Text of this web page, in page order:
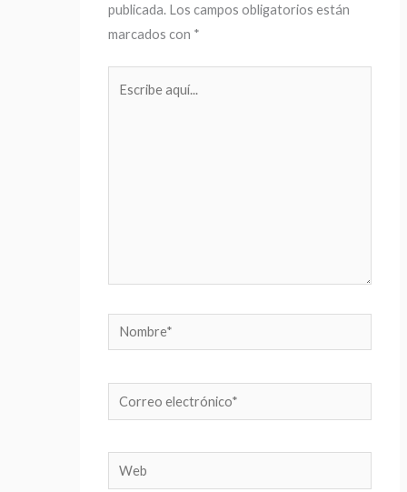
publicada. Los campos obligatorios están
marcados con *
Nombre*
Correo
electrónico*
Web